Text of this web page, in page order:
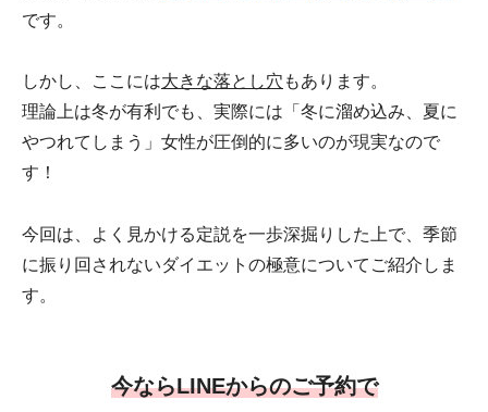
です。
しかし、ここには大きな落とし穴 もあります。
理論上は冬が有利でも、実際には「冬に溜め込み、夏に
やつれてしまう」女性が圧倒的に多いのが現実なので
す！
今回は、よく見かける定説を一歩深掘りした上で、季節
に振り回されないダイエットの極意についてご紹介しま
す。
今ならLINEからのご予約で